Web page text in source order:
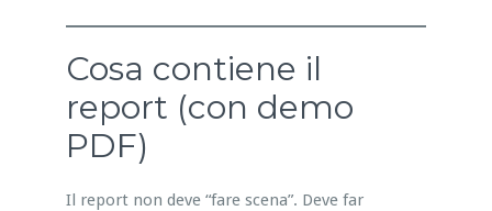
Cosa contiene il
report (con demo
PDF)
Il report non deve “fare scena”. Deve far